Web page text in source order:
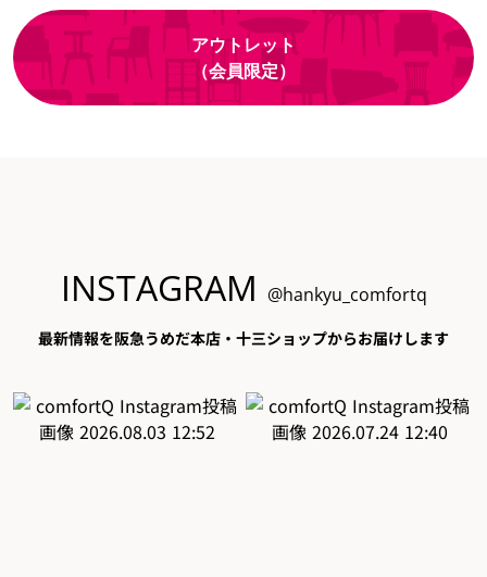
アウトレット
（会員限定）
INSTAGRAM @hankyu_comfortq
最新情報を阪急うめだ本店・十三ショップからお届けします